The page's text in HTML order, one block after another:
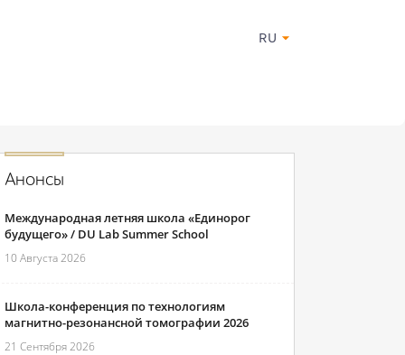
RU
Анонсы
Международная летняя школа «Единорог
будущего» / DU Lab Summer School
10 Августа 2026
Школа-конференция по технологиям
магнитно-резонансной томографии 2026
21 Сентября 2026